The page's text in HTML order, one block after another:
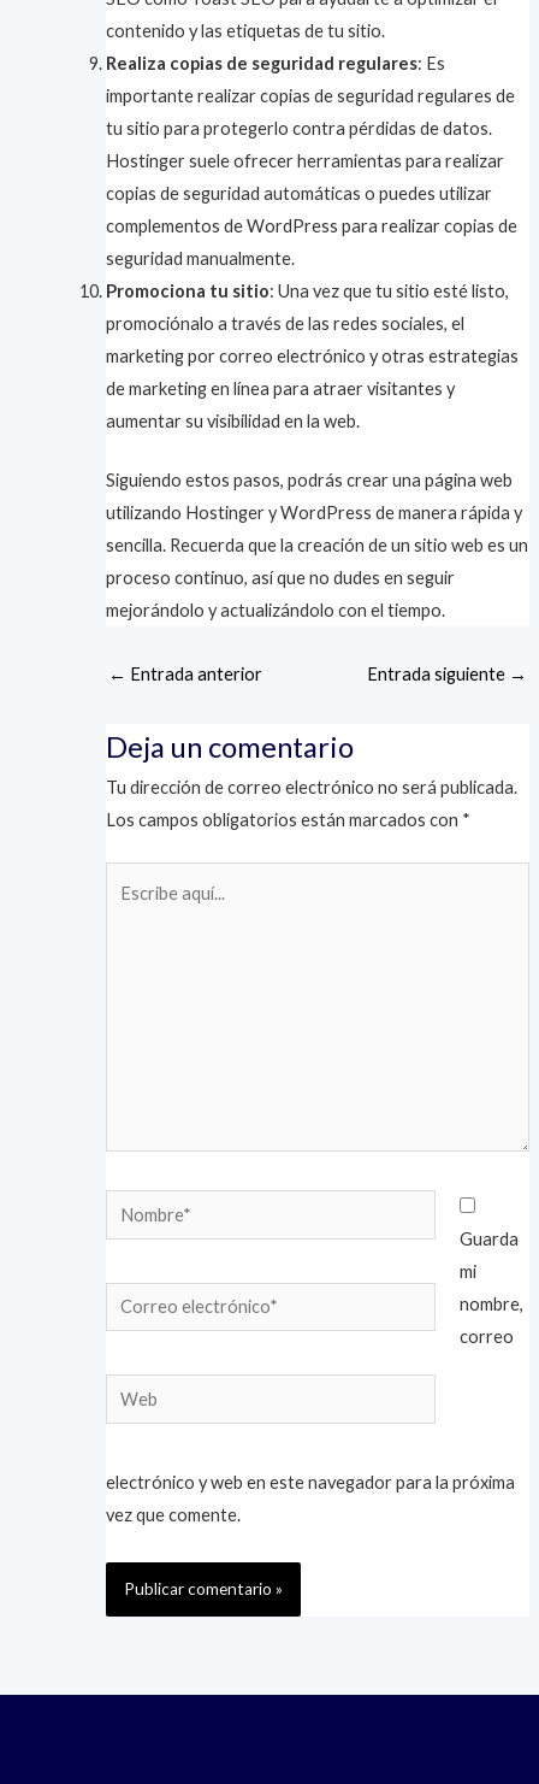
contenido y las etiquetas de tu sitio.
Realiza copias de seguridad regulares: Es
importante realizar copias de seguridad regulares de
tu sitio para protegerlo contra pérdidas de datos.
Hostinger suele ofrecer herramientas para realizar
copias de seguridad automáticas o puedes utilizar
complementos de WordPress para realizar copias de
seguridad manualmente.
Promociona tu sitio: Una vez que tu sitio esté listo,
promociónalo a través de las redes sociales, el
marketing por correo electrónico y otras estrategias
de marketing en línea para atraer visitantes y
aumentar su visibilidad en la web.
Siguiendo estos pasos, podrás crear una página web
utilizando Hostinger y WordPress de manera rápida y
sencilla. Recuerda que la creación de un sitio web es un
proceso continuo, así que no dudes en seguir
mejorándolo y actualizándolo con el tiempo.
← Entrada anterior Entrada siguiente →
Deja un comentario
Tu dirección de correo electrónico no será publicada.
Los campos obligatorios están marcados con *
Nombre*
Correo
electrónico*
Web
Guarda
mi
nombre,
correo
electrónico y web en este navegador para la próxima
vez que comente.